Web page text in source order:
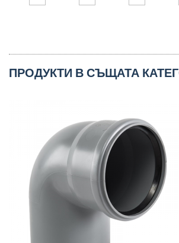
ПРОДУКТИ В СЪЩАТА